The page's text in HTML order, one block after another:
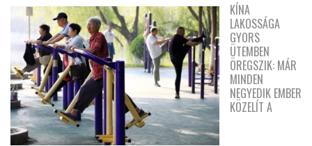
KÍNA
LAKOSSÁGA
GYORS
ÜTEMBEN
ÖREGSZIK: MÁR
MINDEN
NEGYEDIK EMBER
KÖZELÍT A